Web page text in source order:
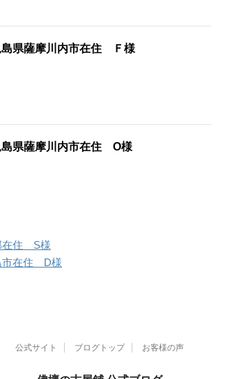
島県薩摩川内市在住 Ｆ様
島県薩摩川内市在住 O様
在住 S様
市在住 D様
公式サイト ブログトップ お客様の声